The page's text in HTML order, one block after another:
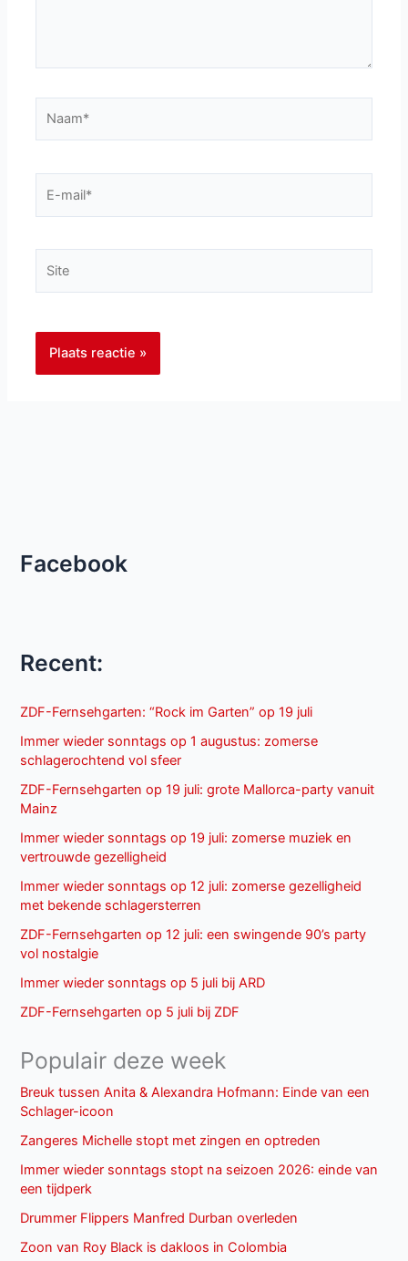
mail*
Facebook
Recent:
ZDF-Fernsehgarten: “Rock im Garten” op 19 juli
Immer wieder sonntags op 1 augustus: zomerse
schlagerochtend vol sfeer
ZDF-Fernsehgarten op 19 juli: grote Mallorca-party vanuit
Mainz
Immer wieder sonntags op 19 juli: zomerse muziek en
vertrouwde gezelligheid
Immer wieder sonntags op 12 juli: zomerse gezelligheid
met bekende schlagersterren
ZDF-Fernsehgarten op 12 juli: een swingende 90’s party
vol nostalgie
Immer wieder sonntags op 5 juli bij ARD
ZDF-Fernsehgarten op 5 juli bij ZDF
Populair deze week
Breuk tussen Anita & Alexandra Hofmann: Einde van een
Schlager-icoon
Zangeres Michelle stopt met zingen en optreden
Immer wieder sonntags stopt na seizoen 2026: einde van
een tijdperk
Drummer Flippers Manfred Durban overleden
Zoon van Roy Black is dakloos in Colombia